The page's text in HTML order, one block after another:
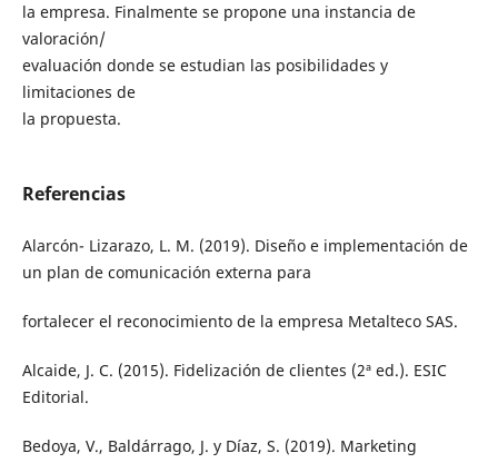
la empresa. Finalmente se propone una instancia de
valoración/
evaluación donde se estudian las posibilidades y
limitaciones de
la propuesta.
Referencias
Alarcón- Lizarazo, L. M. (2019). Diseño e implementación de
un plan de comunicación externa para
fortalecer el reconocimiento de la empresa Metalteco SAS.
Alcaide, J. C. (2015). Fidelización de clientes (2ª ed.). ESIC
Editorial.
Bedoya, V., Baldárrago, J. y Díaz, S. (2019). Marketing